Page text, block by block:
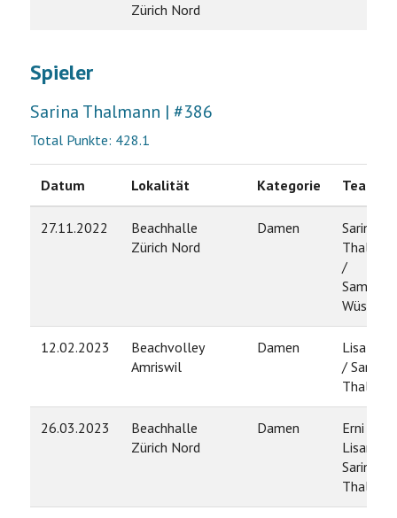
Zürich Nord
Spieler
Sarina Thalmann | #386
Total Punkte: 428.1
Datum Lokalität Kategorie Team
27.11.2022
Beachhalle
Zürich Nord
Damen
Sarina
/
Wüst
12.02.2023
Beachvolley
Amriswil
Damen
Lisa
/ Sarina
26.03.2023
Beachhalle
Zürich Nord
Damen
Erni
Lisanne /
Sarina